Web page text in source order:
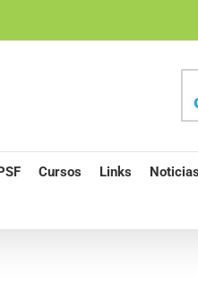
Cursos Links Noticias